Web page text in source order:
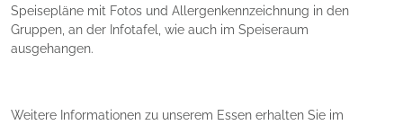
Speisepläne mit Fotos und Allergenkennzeichnung in den
Gruppen, an der Infotafel, wie auch im Speiseraum
ausgehangen.
Weitere Informationen zu unserem Essen erhalten Sie im